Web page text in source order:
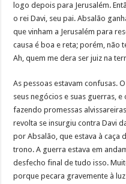
logo depois para Jerusalém.
o rei Davi, seu pai. Absalão
que vinham a Jerusalém para
causa é boa e reta; porém, não
Ah, quem me dera ser juiz na
As pessoas estavam confusas.
seus negócios e suas guerras,
fazendo promessas
revolta se insurgiu contra Davi
por Absalão, que estava à caça
trono. A guerra estava em
desfecho final de tudo isso.
porque pecara gravemente à